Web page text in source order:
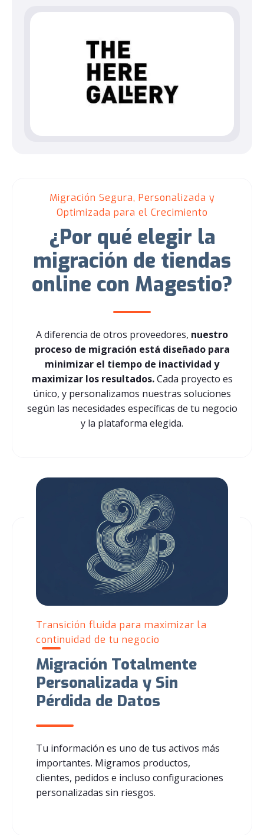
Migración Segura, Personalizada y
Optimizada para el Crecimiento
¿Por qué elegir la
migración de tiendas
online con Magestio?
A diferencia de otros proveedores, nuestro
proceso de migración está diseñado para
minimizar el tiempo de inactividad y
maximizar los resultados.Cada proyecto es
único, y personalizamos nuestras soluciones
según las necesidades específicas de tu negocio
y la plataforma elegida.
Transición fluida para maximizar la
continuidad de tu negocio
Migración Totalmente
Personalizada y Sin
Pérdida de Datos
Tu información es uno de tus activos más
importantes. Migramos productos,
clientes, pedidos e incluso configuraciones
personalizadas sin riesgos.